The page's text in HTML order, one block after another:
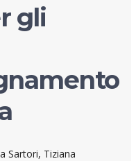
gli
Sartori, Tiziana